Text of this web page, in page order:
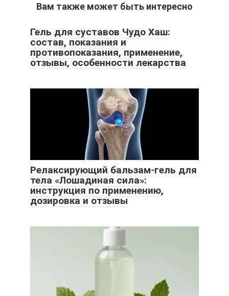
Вам также может быть интересно
Гель для суставов Чудо Хаш:
состав, показания и
противопоказания, применение,
отзывы, особенности лекарства
Релаксирующий бальзам-гель для
тела «Лошадиная сила»:
инструкция по применению,
дозировка и отзывы